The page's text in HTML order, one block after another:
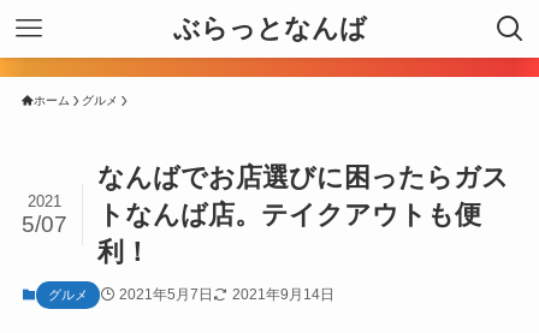
ぶらっとなんば
ホーム グルメ
なんばでお店選びに困ったらガス
トなんば店。テイクアウトも便
利！
2021
5/07
グルメ 2021年5月7日 2021年9月14日